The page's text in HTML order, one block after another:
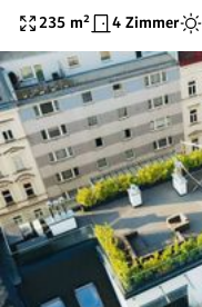
235 m² 4 Zimmer